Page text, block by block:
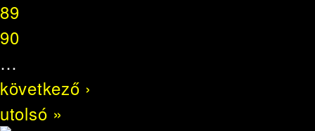
89
90
…
következő ›
utolsó »